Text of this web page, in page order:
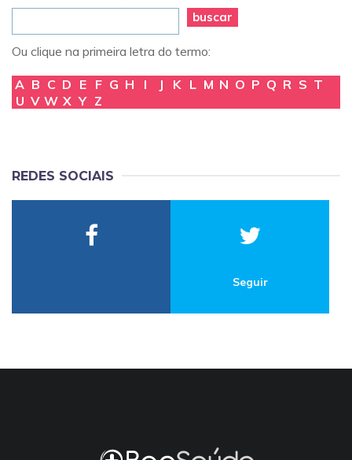
buscar
Ou clique na primeira letra do termo:
A B C D E F G H I J K L M N O P Q R S T
U V W X Y Z
REDES SOCIAIS
Seguir